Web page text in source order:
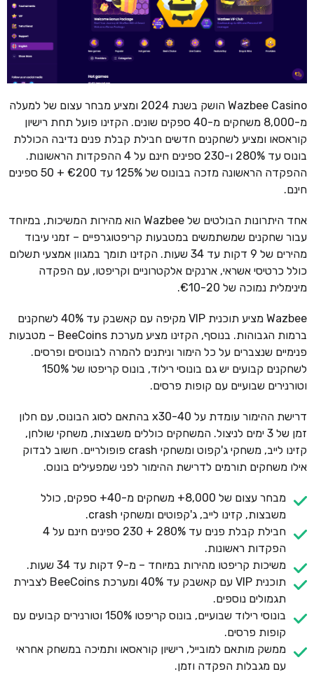
Wazbee Casino הושק בשנת 2024 ומציע מבחר עצום של למעלה
מ-8,000 משחקים מ-40 ספקים שונים. הקזינו פועל תחת רישיון
קוראסאו ומציע לשחקנים חדשים חבילת קבלת פנים נדיבה הכוללת
בונוס עד 280% ו-230 ספינים חינם על 4 ההפקדות הראשונות.
ההפקדה הראשונה מזכה בבונוס של 125% עד €200 + 50 ספינים
חינם.
אחד היתרונות הבולטים של Wazbee הוא מהירות המשיכות, במיוחד
עבור שחקנים שמשתמשים במטבעות קריפטוגרפיים – זמני עיבוד
מהירים של 9 דקות עד 34 שעות. הקזינו תומך במגוון אמצעי תשלום
כולל כרטיסי אשראי, ארנקים אלקטרוניים וקריפטו, עם הפקדה
מינימלית נמוכה של €10-20.
Wazbee מציע תוכנית VIP מקיפה עם קאשבק עד 40% לשחקנים
ברמות הגבוהות. בנוסף, הקזינו מציע מערכת BeeCoins – מטבעות
פנימיים שנצברים על כל הימור וניתנים להמרה לבונוסים ופרסים.
לשחקנים קבועים יש גם בונוסי רילוד, בונוס קריפטו של 150%
וטורנירים שבועיים עם קופות פרסים.
דרישת ההימור עומדת על x30-40 בהתאם לסוג הבונוס, עם חלון
זמן של 3 ימים לניצול. המשחקים כוללים משבצות, משחקי שולחן,
קזינו לייב, משחקי ג'קפוט ומשחקי crash פופולריים. חשוב לבדוק
אילו משחקים תורמים לדרישת ההימור לפני שמפעילים בונוס.
מבחר עצום של 8,000+ משחקים מ-40+ ספקים, כולל
משבצות, קזינו לייב, ג'קפוטים ומשחקי crash.
חבילת קבלת פנים עד 280% + 230 ספינים חינם על 4
הפקדות ראשונות.
משיכות קריפטו מהירות במיוחד – מ-9 דקות עד 34 שעות.
תוכנית VIP עם קאשבק עד 40% ומערכת BeeCoins לצבירת
תגמולים נוספים.
בונוסי רילוד שבועיים, בונוס קריפטו 150% וטורנירים קבועים עם
קופות פרסים.
ממשק מותאם למובייל, רישיון קוראסאו ותמיכה במשחק אחראי
עם מגבלות הפקדה וזמן.